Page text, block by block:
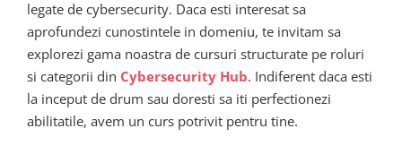
legate de cybersecurity. Daca esti interesat sa
aprofundezi cunostintele in domeniu, te invitam sa
explorezi gama noastra de cursuri structurate pe roluri
si categorii din Cybersecurity Hub. Indiferent daca esti
la inceput de drum sau doresti sa iti perfectionezi
abilitatile, avem un curs potrivit pentru tine.